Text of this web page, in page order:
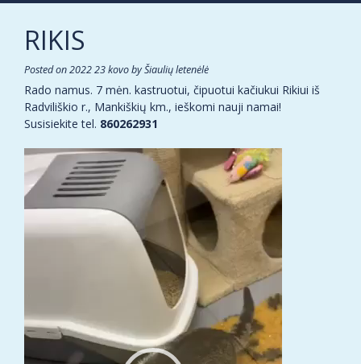
RIKIS
Posted on2022 23 kovobyŠiaulių letenėlė
Rado namus. 7 mėn. kastruotui, čipuotui kačiukui Rikiui iš
Radviliškio r., Mankiškių km., ieškomi nauji namai!
Susisiekite tel. 860262931
Video
grotuvas